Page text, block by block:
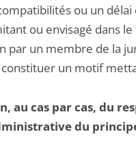
ou un délai
ou envisagé dans
par un membre de la
un motif
au cas par cas, du
du